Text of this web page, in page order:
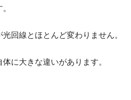
回線とほとんど変わりません。
に大きな違いがあります。